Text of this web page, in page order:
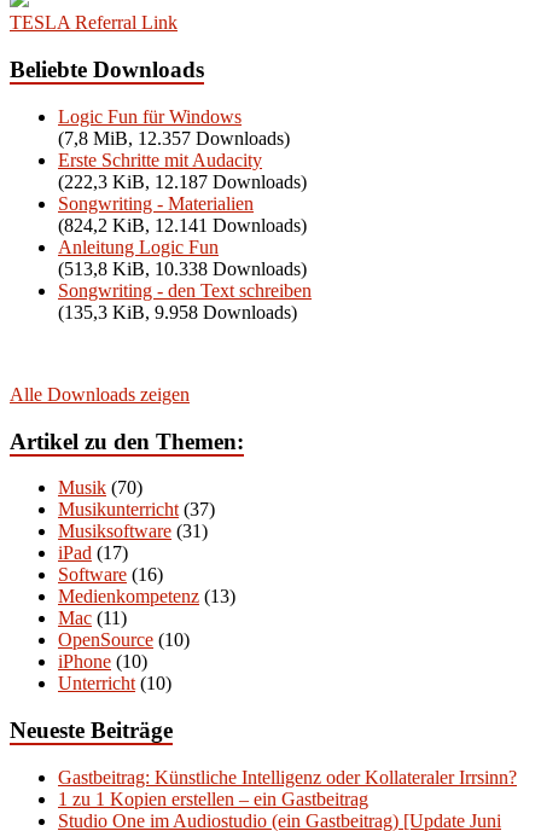
TESLA Referral Link
Beliebte Downloads
Logic Fun für Windows
(7,8 MiB, 12.357 Downloads)
Erste Schritte mit Audacity
(222,3 KiB, 12.187 Downloads)
Songwriting - Materialien
(824,2 KiB, 12.141 Downloads)
Anleitung Logic Fun
(513,8 KiB, 10.338 Downloads)
Songwriting - den Text schreiben
(135,3 KiB, 9.958 Downloads)
Alle Downloads zeigen
Artikel zu den Themen:
Musik (70)
Musikunterricht (37)
Musiksoftware (31)
iPad (17)
Software (16)
Medienkompetenz (13)
Mac (11)
OpenSource (10)
iPhone (10)
Unterricht (10)
Neueste Beiträge
Gastbeitrag: Künstliche Intelligenz oder Kollateraler Irrsinn?
1 zu 1 Kopien erstellen – ein Gastbeitrag
Studio One im Audiostudio (ein Gastbeitrag) [Update Juni